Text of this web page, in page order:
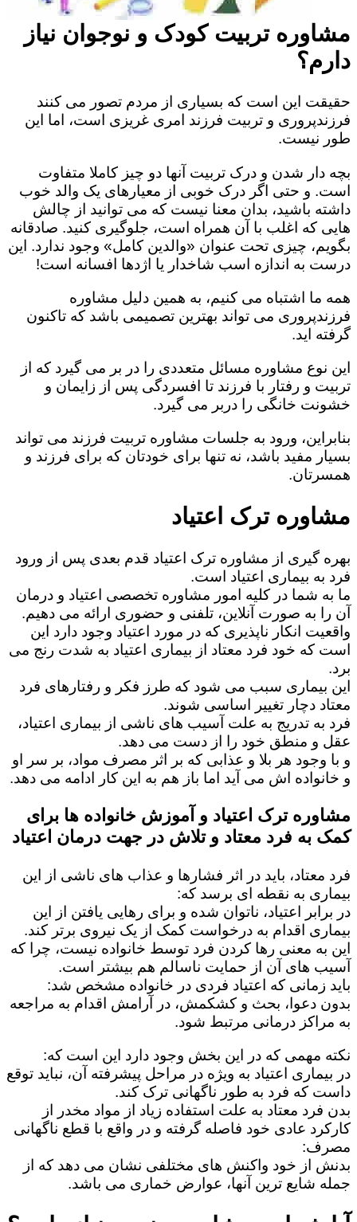
مشاوره تربیت کودک و نوجوان نیاز
دارم؟
حقیقت این است که بسیاری از مردم تصور می کنند
فرزندپروری و تربیت فرزند امری غریزی است، اما این
طور نیست.
بچه دار شدن و درک تربیت آنها دو چیز کاملا متفاوت
است. و حتی اگر درک خوبی از معیارهای یک والد خوب
داشته باشید، بدان معنا نیست که می توانید از چالش
هایی که اغلب با آن همراه است، جلوگیری کنید. صادقانه
بگویم، چیزی تحت عنوان «والدین کامل» وجود ندارد. این
درست به اندازه اسب شاخدار یا اژدها افسانه است!
همه ما اشتباه می کنیم، به همین دلیل مشاوره
فرزندپروری می تواند بهترین تصمیمی باشد که تاکنون
گرفته اید.
این نوع مشاوره مسائل متعددی را در بر می گیرد که از
تربیت و رفتار با فرزند تا افسردگی پس از زایمان و
خشونت خانگی را دربر می گیرد.
بنابراین، ورود به جلسات مشاوره تربیت فرزند می تواند
بسیار مفید باشد، نه تنها برای خودتان که برای فرزند و
همسرتان.
مشاوره ترک اعتیاد
بهره گیری از مشاوره ترک اعتیاد قدم بعدی پس از ورود
فرد به بیماری اعتیاد است.
ما به شما در کلیه امور مشاوره تخصصی اعتیاد و درمان
آن را به صورت آنلاین، تلفنی و حضوری ارائه می دهیم.
واقعیت انکار ناپذیری که در مورد اعتیاد وجود دارد این
است که خود فرد معتاد از بیماری اعتیاد به شدت رنج می
برد.
این بیماری سبب می شود که طرز فکر و رفتارهای فرد
معتاد دچار تغییر اساسی شوند.
فرد به تدریج به علت آسیب های ناشی از بیماری اعتیاد،
عقل و منطق خود را از دست می دهد.
و با وجود هر بلا و عذابی که بر اثر مصرف مواد، بر سر او
و خانواده اش می آید اما باز هم به این کار ادامه می دهد.
مشاوره ترک اعتیاد و آموزش خانواده ها برای
کمک به فرد معتاد و تلاش در جهت درمان اعتیاد
فرد معتاد، باید در اثر فشارها و عذاب های ناشی از این
بیماری به نقطه ای برسد که:
در برابر اعتیاد، ناتوان شده و برای رهایی یافتن از این
بیماری اقدام به درخواست کمک از یک نیروی برتر کند.
این به معنی رها کردن فرد توسط خانواده نیست، چرا که
آسیب های آن از حمایت ناسالم هم بیشتر است.
باید زمانی که اعتیاد فردی در خانواده مشخص شد:
بدون دعوا، بحث و کشکمش، در آرامش اقدام به مراجعه
به مراکز درمانی مرتبط شود.
نکته مهمی که در این بخش وجود دارد این است که:
در بیماری اعتیاد به ویژه در مراحل پیشرفته آن، نباید توقع
داست که فرد به طور ناگهانی ترک کند.
بدن فرد معتاد به علت استفاده زیاد از مواد مخدر از
کارکرد عادی خود فاصله گرفته و در واقع با قطع ناگهانی
مصرف:
بدنش از خود واکنش های مختلفی نشان می دهد که از
جمله شایع ترین آنها، عوارض خماری می باشد.